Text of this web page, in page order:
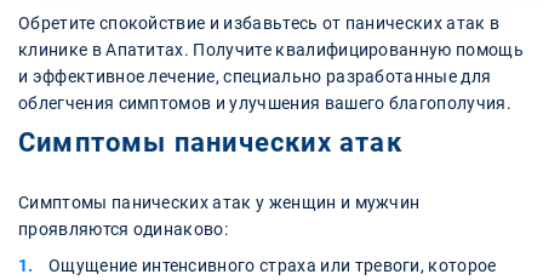
Обретите спокойствие и избавьтесь от панических атак в
клинике в Апатитах. Получите квалифицированную помощь
и эффективное лечение, специально разработанные для
облегчения симптомов и улучшения вашего благополучия.
Симптомы панических атак
Симптомы панических атак у женщин и мужчин
проявляются одинаково:
Ощущение интенсивного страха или тревоги, которое